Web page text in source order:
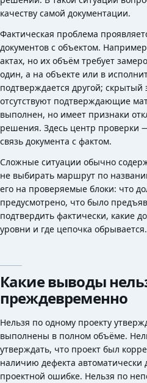
качеству самой документации.
Фактическая проблема
документов с объектом.
актах, но их объём требует
один, а на объекте или в
подтверждается другой; скрытый
отсутствуют подтверждающие
выполнен, но имеет признаки
решения. Здесь центр проверки
связь документа с фактом.
Сложные ситуации обычно
не выбирать маршрут по
его на проверяемые блоки: что
предусмотрено, что было
подтвердить фактически, какие
уровни и где цепочка обрывается.
Какие выводы
преждевременно
Нельзя по одному проекту
выполнены в полном объёме.
утверждать, что проект был
наличию дефекта автоматически
проектной ошибке. Нельзя по